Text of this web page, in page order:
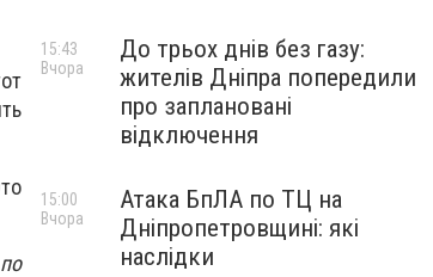
До трьох днів без газу:
жителів Дніпра попередили
про заплановані
відключення
15:43
Вчора
Атака БпЛА по ТЦ на
Дніпропетровщині: які
наслідки
15:00
Вчора